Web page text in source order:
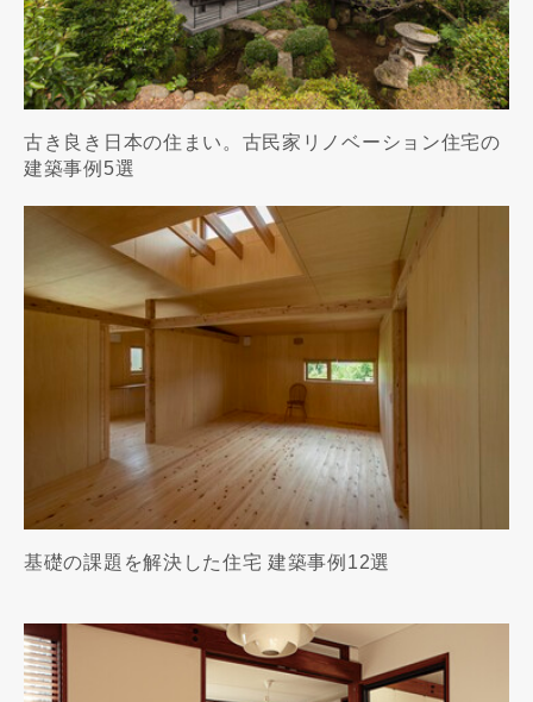
古き良き日本の住まい。古民家リノベーション住宅の
建築事例5選
基礎の課題を解決した住宅 建築事例12選